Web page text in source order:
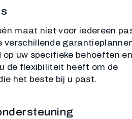
maat niet voor iedereen
verschillende
uw specifieke behoeften en
de flexibiliteit heeft om de
het beste bij u past.